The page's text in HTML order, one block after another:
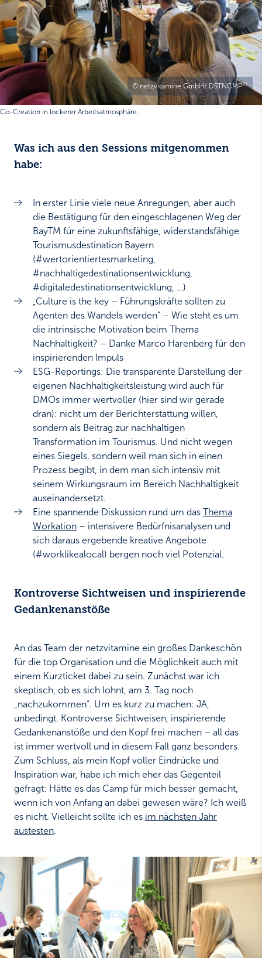
© netzvitamine GmbH/ DSTNCMP²³
Co-Creation in lockerer Arbeitsatmosphäre.
Was ich aus den Sessions mitgenommen
habe:
In erster Linie viele neue Anregungen, aber auch
die Bestätigung für den eingeschlagenen Weg der
BayTM für eine zukunftsfähige, widerstandsfähige
Tourismusdestination Bayern
(#wertorientiertesmarketing,
#nachhaltigedestinationsentwicklung,
#digitaledestinationsentwicklung, …)
„Culture is the key – Führungskräfte sollten zu
Agenten des Wandels werden“ – Wie steht es um
die intrinsische Motivation beim Thema
Nachhaltigkeit? – Danke Marco Harenberg für den
inspirierenden Impuls
ESG-Reportings: Die transparente Darstellung der
eigenen Nachhaltigkeitsleistung wird auch für
DMOs immer wertvoller (hier sind wir gerade
dran): nicht um der Berichterstattung willen,
sondern als Beitrag zur nachhaltigen
Transformation im Tourismus. Und nicht wegen
eines Siegels, sondern weil man sich in einen
Prozess begibt, in dem man sich intensiv mit
seinem Wirkungsraum im Bereich Nachhaltigkeit
auseinandersetzt.
Eine spannende Diskussion rund um das Thema
Workation – intensivere Bedürfnisanalysen und
sich daraus ergebende kreative Angebote
(#worklikealocal) bergen noch viel Potenzial.
Kontroverse Sichtweisen und inspirierende
Gedankenanstöße
An das Team der netzvitamine ein großes Dankeschön
für die top Organisation und die Möglichkeit auch mit
einem Kurzticket dabei zu sein. Zunächst war ich
skeptisch, ob es sich lohnt, am 3. Tag noch
„nachzukommen“. Um es kurz zu machen: JA,
unbedingt. Kontroverse Sichtweisen, inspirierende
Gedankenanstöße und den Kopf frei machen – all das
ist immer wertvoll und in diesem Fall ganz besonders.
Zum Schluss, als mein Kopf voller Eindrücke und
Inspiration war, habe ich mich eher das Gegenteil
gefragt: Hätte es das Camp für mich besser gemacht,
wenn ich von Anfang an dabei gewesen wäre? Ich weiß
es nicht. Vielleicht sollte ich es im nächsten Jahr
austesten.